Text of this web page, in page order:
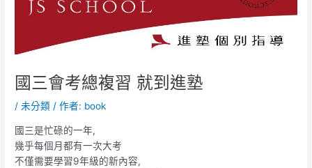
國三會考總複習 就到進塾
/未分類 / 作者: book
國三是忙碌的一年,
幾乎每個月都有一次大考
不僅需要學習9年級的新內容,